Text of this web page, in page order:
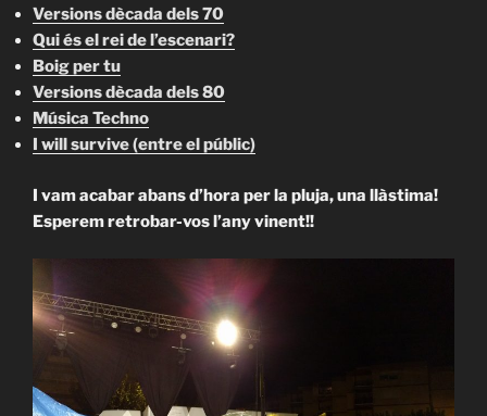
Versions dècada dels 70
Qui és el rei de l’escenari?
Boig per tu
Versions dècada dels 80
Música Techno
I will survive (entre el públic)
I vam acabar abans d’hora per la pluja, una llàstima!
Esperem retrobar-vos l’any vinent!!